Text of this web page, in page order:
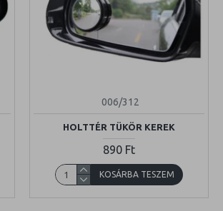
006/312
HOLTTÉR TÜKÖR KEREK
890 Ft
KOSÁRBA TESZEM